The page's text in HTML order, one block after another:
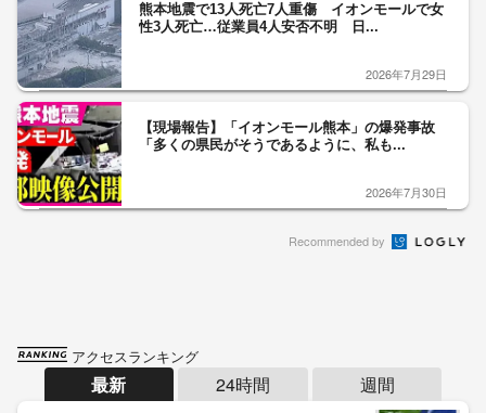
熊本地震で13人死亡7人重傷 イオンモールで女
性3人死亡…従業員4人安否不明 日...
2026年7月29日
【現場報告】「イオンモール熊本」の爆発事故
「多くの県民がそうであるように、私も...
2026年7月30日
Recommended by
アクセスランキング
最新 24時間 週間